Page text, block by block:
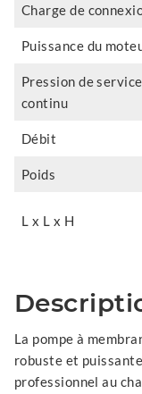
Charge de
Puissance du
Pression de
continu
Débit
Poids
L x L x H
La pompe à
robuste et
professionnel au